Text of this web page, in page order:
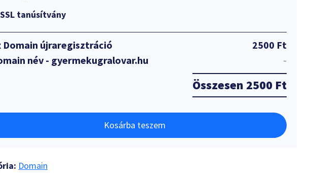
SSL tanúsítvány
Domain újraregisztráció
2500 Ft
név - gyermekugralovar.hu
-
Összesen 2500 Ft
Kosárba teszem
Domain